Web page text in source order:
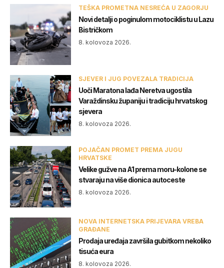
TEŠKA PROMETNA NESREĆA U ZAGORJU
Novi detalji o poginulom motociklistu u Lazu
Bistričkom
8. kolovoza 2026.
SJEVER I JUG POVEZALA TRADICIJA
Uoči Maratona lađa Neretva ugostila
Varaždinsku županiju i tradiciju hrvatskog
sjevera
8. kolovoza 2026.
POJAČAN PROMET PREMA JUGU
HRVATSKE
Velike gužve na A1 prema moru-kolone se
stvaraju na više dionica autoceste
8. kolovoza 2026.
NOVA INTERNETSKA PRIJEVARA VREBA
GRAĐANE
Prodaja uređaja završila gubitkom nekoliko
tisuća eura
8. kolovoza 2026.